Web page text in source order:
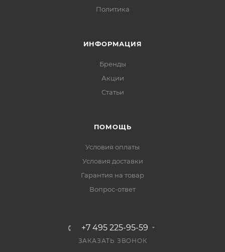
Политика
ИНФОРМАЦИЯ
Бренды
Акции
Статьи
ПОМОЩЬ
Условия оплаты
Условия доставки
Гарантия на товар
Вопрос-ответ
+7 495 225-95-59
ЗАКАЗАТЬ ЗВОНОК